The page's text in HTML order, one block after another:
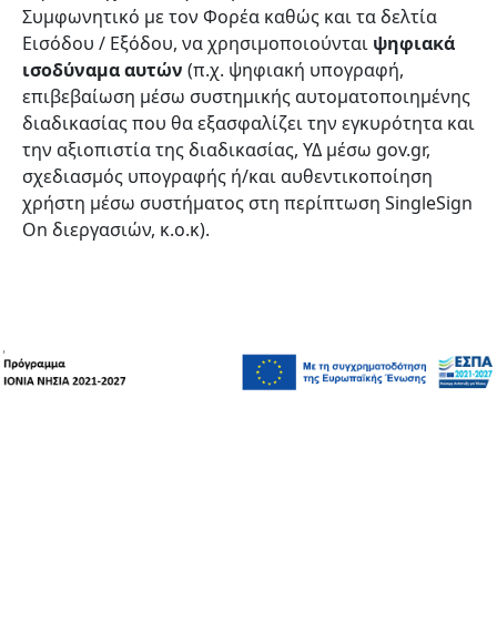
Συμφωνητικό με τον Φορέα καθώς και τα δελτία
Εισόδου / Εξόδου, να χρησιμοποιούνται ψηφιακά
ισοδύναμα αυτών (π.χ. ψηφιακή υπογραφή,
επιβεβαίωση μέσω συστημικής αυτοματοποιημένης
διαδικασίας που θα εξασφαλίζει την εγκυρότητα και
την αξιοπιστία της διαδικασίας, ΥΔ μέσω gov.gr,
σχεδιασμός υπογραφής ή/και αυθεντικοποίηση
χρήστη μέσω συστήματος στη περίπτωση SingleSign
On διεργασιών, κ.ο.κ).